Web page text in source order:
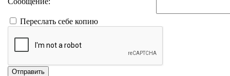
Переслать себе копию
Отправить